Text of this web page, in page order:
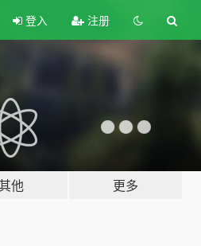
登入 注册
他 更多